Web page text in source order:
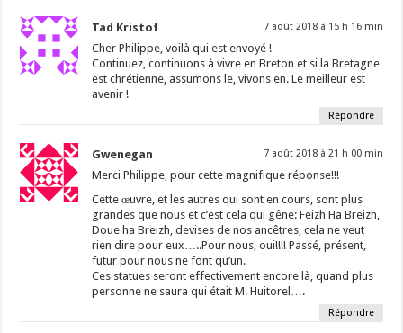
Tad Kristof 7 août 2018 à 15 h 16 min
Cher Philippe, voilà qui est envoyé !
Continuez, continuons à vivre en Breton et si la Bretagne
est chrétienne, assumons le, vivons en. Le meilleur est
avenir !
Répondre
Gwenegan 7 août 2018 à 21 h 00 min
Merci Philippe, pour cette magnifique réponse!!!
Cette œuvre, et les autres qui sont en cours, sont plus
grandes que nous et c’est cela qui gêne: Feizh Ha Breizh,
Doue ha Breizh, devises de nos ancêtres, cela ne veut
rien dire pour eux…..Pour nous, oui!!!! Passé, présent,
futur pour nous ne font qu’un.
Ces statues seront effectivement encore là, quand plus
personne ne saura qui était M. Huitorel….
Répondre